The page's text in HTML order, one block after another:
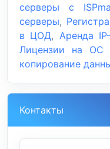
серверы с
серверы,
в ЦОД, Аренда
Лицензии на ОС
копирование
Контакты